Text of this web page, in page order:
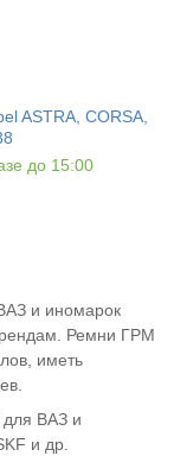
ASTRA, CORSA,
до 15:00
и иномарок
Ремни ГРМ
иметь
ВАЗ и
и др.